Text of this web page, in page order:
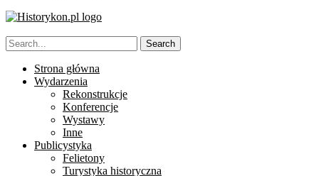
Strona główna
Wydarzenia
Rekonstrukcje
Konferencje
Wystawy
Inne
Publicystyka
Felietony
Turystyka historyczna